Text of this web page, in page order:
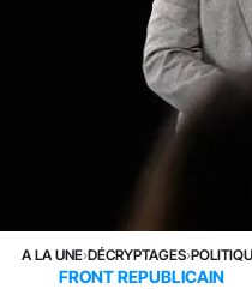
A LA UNE›DÉCRYPTAGES›
FRONT REPUBLICAIN